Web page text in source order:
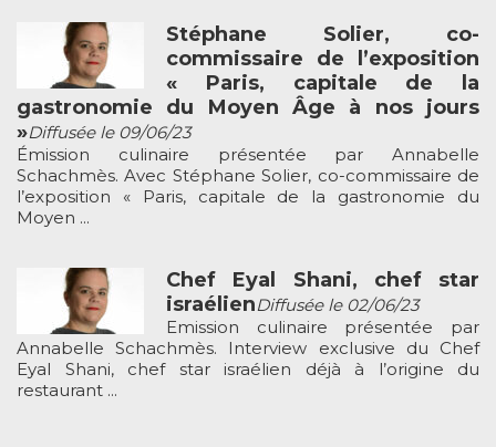
Stéphane Solier, co-
commissaire de l’exposition
« Paris, capitale de la
gastronomie du Moyen Âge à nos jours
»Diffusée le 09/06/23
Émission culinaire présentée par Annabelle
Schachmès. Avec Stéphane Solier, co-commissaire de
l’exposition « Paris, capitale de la gastronomie du
Moyen ...
Chef Eyal Shani, chef star
israélienDiffusée le 02/06/23
Emission culinaire présentée par
Annabelle Schachmès. Interview exclusive du Chef
Eyal Shani, chef star israélien déjà à l’origine du
restaurant ...